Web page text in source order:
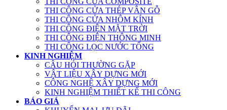
THI CÔNG CỬA THÉP VÂN GỖ
THI CÔNG CỬA NHÔM KÍNH
THI CÔNG ĐIỆN MẶT TRỜI
THI CÔNG ĐIỆN THÔNG MINH
THI CÔNG LỌC NƯỚC TỔNG
KINH NGHIỆM
CÂU HỎI THƯỜNG GẶP
VẬT LIỆU XÂY DỰNG MỚI
CÔNG NGHỆ XÂY DỰNG MỚI
KINH NGHIỆM THIẾT KẾ THI CÔNG
BÁO GIÁ